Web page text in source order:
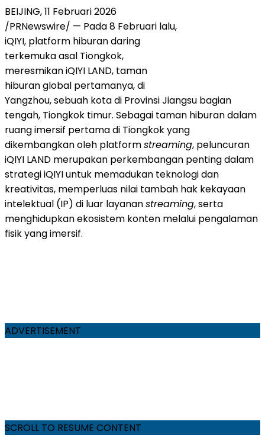
BEIJING, 11 Februari 2026
/PRNewswire/ — Pada 8 Februari lalu,
iQIYI, platform hiburan daring
terkemuka asal Tiongkok,
meresmikan iQIYI LAND, taman
hiburan global pertamanya, di
Yangzhou, sebuah kota di Provinsi Jiangsu bagian
tengah, Tiongkok timur. Sebagai taman hiburan dalam
ruang imersif pertama di Tiongkok yang
dikembangkan oleh platformstreaming, peluncuran
iQIYI LAND merupakan perkembangan penting dalam
strategi iQIYI untuk memadukan teknologi dan
kreativitas, memperluas nilai tambah hak kekayaan
intelektual (IP) di luar layananstreaming, serta
menghidupkan ekosistem konten melalui pengalaman
fisik yang imersif.
ADVERTISEMENT
SCROLL TO RESUME CONTENT